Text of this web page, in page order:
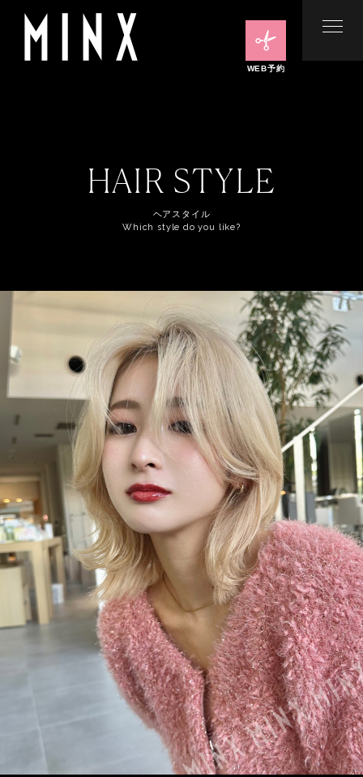
WEB予約
HAIR STYLE
ヘアスタイル
Which style do you like?